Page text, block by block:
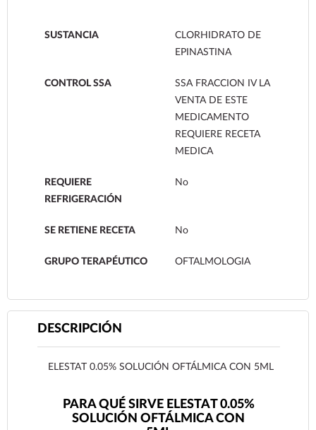
SUSTANCIA
CLORHIDRATO DE
EPINASTINA
CONTROL SSA
SSA FRACCION IV LA
VENTA DE ESTE
MEDICAMENTO
REQUIERE RECETA
MEDICA
REQUIERE
REFRIGERACIÓN
No
SE RETIENE RECETA No
GRUPO TERAPÉUTICO OFTALMOLOGIA
DESCRIPCIÓN
ELESTAT 0.05% SOLUCIÓN OFTÁLMICA CON 5ML
PARA QUÉ SIRVE ELESTAT 0.05%
SOLUCIÓN OFTÁLMICA CON